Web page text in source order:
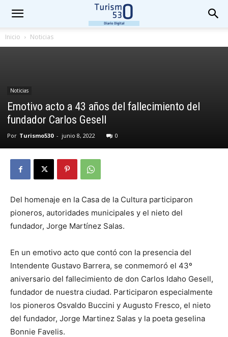
Inicio Noticias
Noticias
Emotivo acto a 43 años del fallecimiento del
fundador Carlos Gesell
Por Turismo530 - junio 8, 2022 0
Del homenaje en la Casa de la Cultura participaron
pioneros, autoridades municipales y el nieto del
fundador, Jorge Martínez Salas.
En un emotivo acto que contó con la presencia del
Intendente Gustavo Barrera, se conmemoró el 43º
aniversario del fallecimiento de don Carlos Idaho Gesell,
fundador de nuestra ciudad. Participaron especialmente
los pioneros Osvaldo Buccini y Augusto Fresco, el nieto
del fundador, Jorge Martinez Salas y la poeta geselina
Bonnie Favelis.